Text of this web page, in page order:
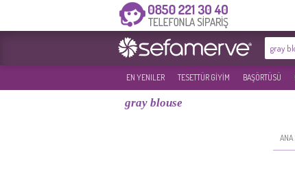
EN YENILER TESETTÜR GİYİM BAŞÖRTÜSÜ
gray blouse
ANA